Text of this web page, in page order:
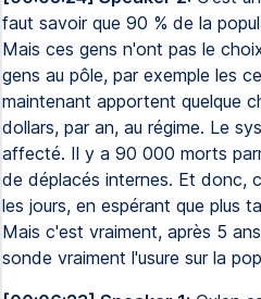
faut savoir que 90 % de la
Mais ces gens n'ont pas le
gens au pôle, par exemple les
maintenant apportent quelque
dollars, par an, au régime. Le
affecté. Il y a 90 000 morts
de déplacés internes. Et donc,
les jours, en espérant que plus
Mais c'est vraiment, après 5
sonde vraiment l'usure sur la